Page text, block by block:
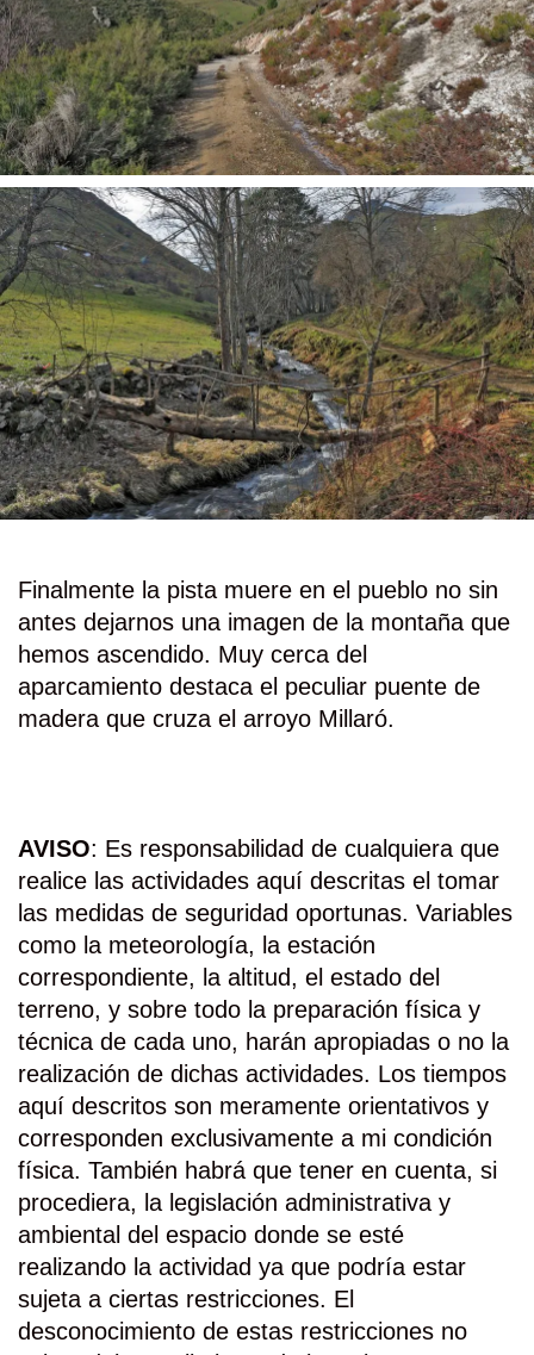
Finalmente la pista muere en el pueblo no sin
antes dejarnos una imagen de la montaña que
hemos ascendido. Muy cerca del
aparcamiento destaca el peculiar puente de
madera que cruza el arroyo Millaró.
AVISO: Es responsabilidad de cualquiera que
realice las actividades aquí descritas el tomar
las medidas de seguridad oportunas. Variables
como la meteorología, la estación
correspondiente, la altitud, el estado del
terreno, y sobre todo la preparación física y
técnica de cada uno, harán apropiadas o no la
realización de dichas actividades. Los tiempos
aquí descritos son meramente orientativos y
corresponden exclusivamente a mi condición
física. También habrá que tener en cuenta, si
procediera, la legislación administrativa y
ambiental del espacio donde se esté
realizando la actividad ya que podría estar
sujeta a ciertas restricciones. El
desconocimiento de estas restricciones no